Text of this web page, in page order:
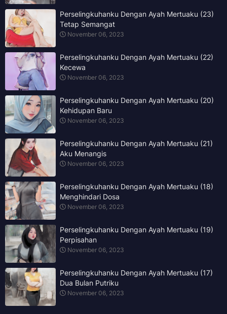
Perselingkuhanku Dengan Ayah Mertuaku (23)
Tetap Semangat
November 06, 2023
Perselingkuhanku Dengan Ayah Mertuaku (22)
Kecewa
November 06, 2023
Perselingkuhanku Dengan Ayah Mertuaku (20)
Kehidupan Baru
November 06, 2023
Perselingkuhanku Dengan Ayah Mertuaku (21)
Aku Menangis
November 06, 2023
Perselingkuhanku Dengan Ayah Mertuaku (18)
Menghindari Dosa
November 06, 2023
Perselingkuhanku Dengan Ayah Mertuaku (19)
Perpisahan
November 06, 2023
Perselingkuhanku Dengan Ayah Mertuaku (17)
Dua Bulan Putriku
November 06, 2023